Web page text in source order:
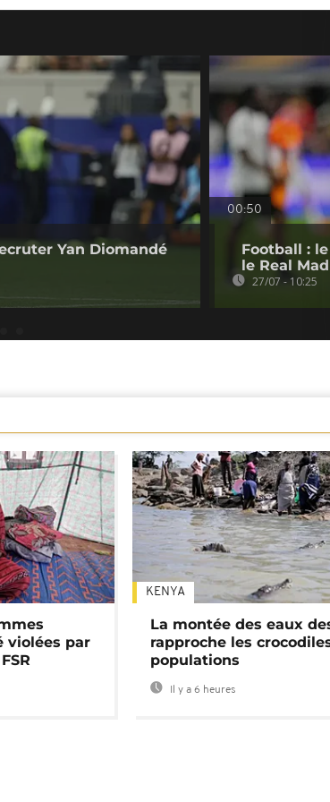
Yan Diomandé
00:50
Football :
le Real
27/07 - 10:25
violées par
KENYA
La montée des eaux
rapproche les
populations
Il y a 6 heures